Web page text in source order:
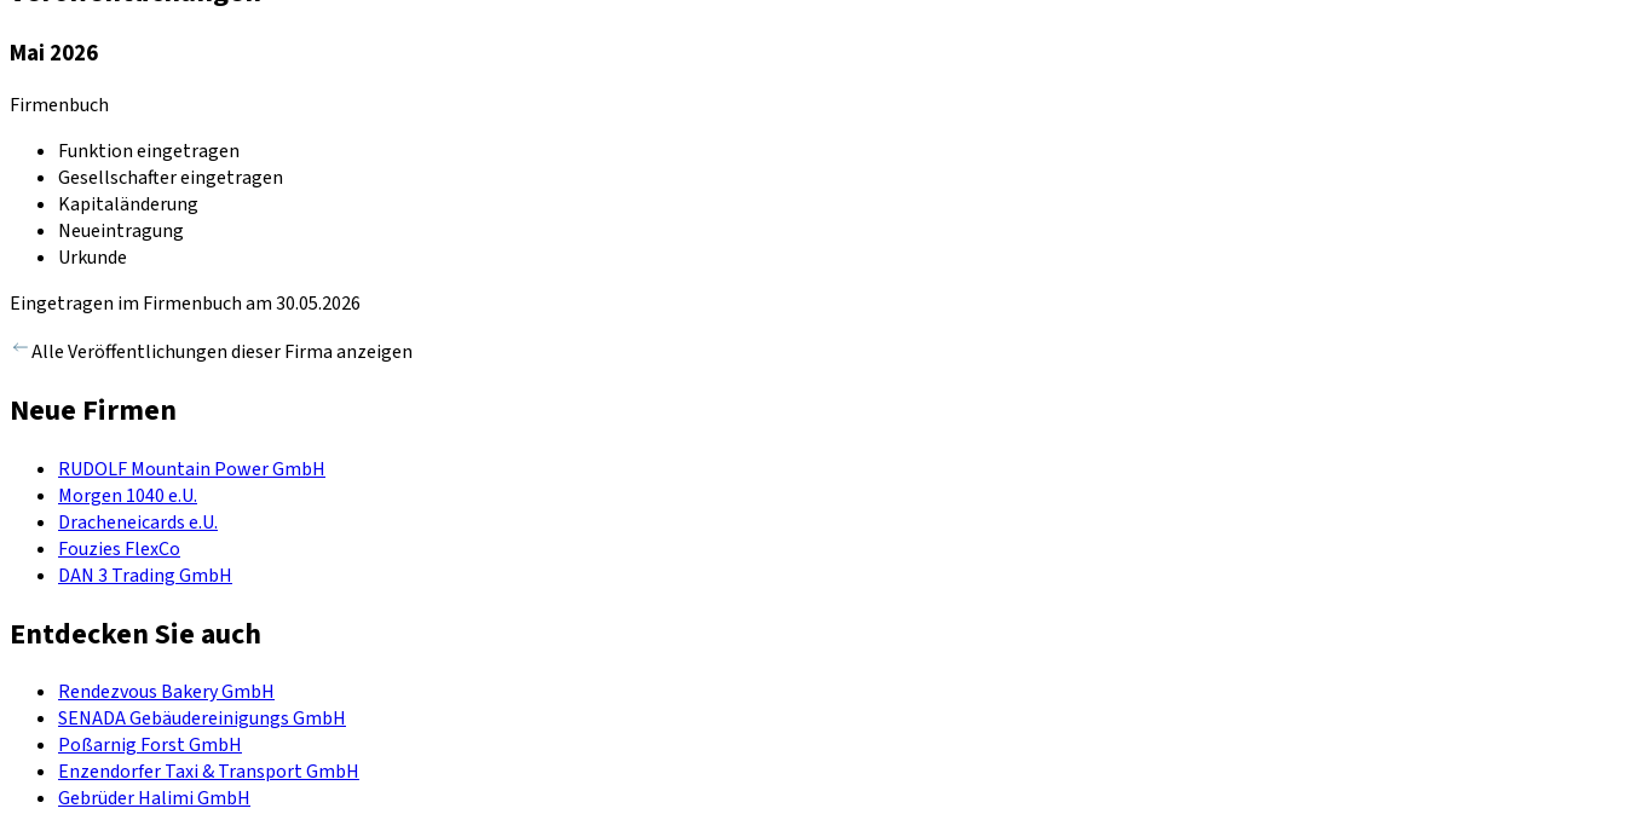
Mai 2026
Firmenbuch
Funktion eingetragen
Gesellschafter eingetragen
Kapitaländerung
Neueintragung
Urkunde
Eingetragen im Firmenbuch am 30.05.2026
Alle Veröffentlichungen dieser Firma anzeigen
Neue Firmen
RUDOLF Mountain Power GmbH
Morgen 1040 e.U.
Dracheneicards e.U.
Fouzies FlexCo
DAN 3 Trading GmbH
Entdecken Sie auch
Rendezvous Bakery GmbH
SENADA Gebäudereinigungs GmbH
Poßarnig Forst GmbH
Enzendorfer Taxi & Transport GmbH
Gebrüder Halimi GmbH